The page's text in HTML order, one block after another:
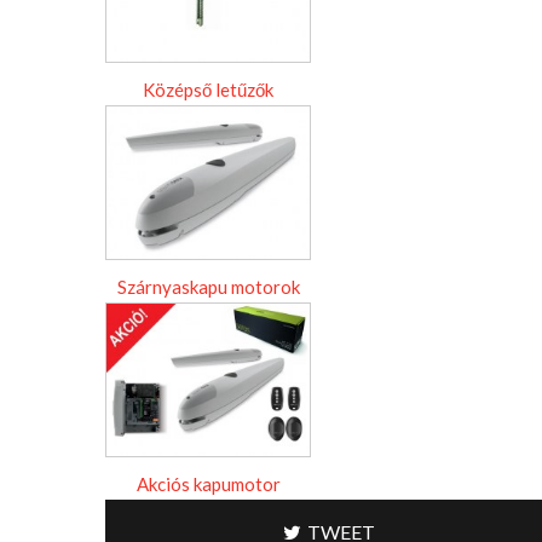
Középső letűzők
Szárnyaskapu motorok
Akciós kapumotor
TWEET